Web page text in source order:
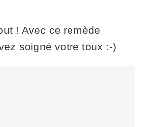
! Avec ce remède
soigné votre toux :-)